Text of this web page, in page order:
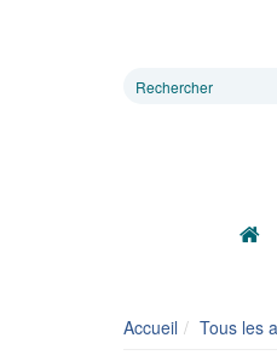
Rechercher
Accueil Tous les